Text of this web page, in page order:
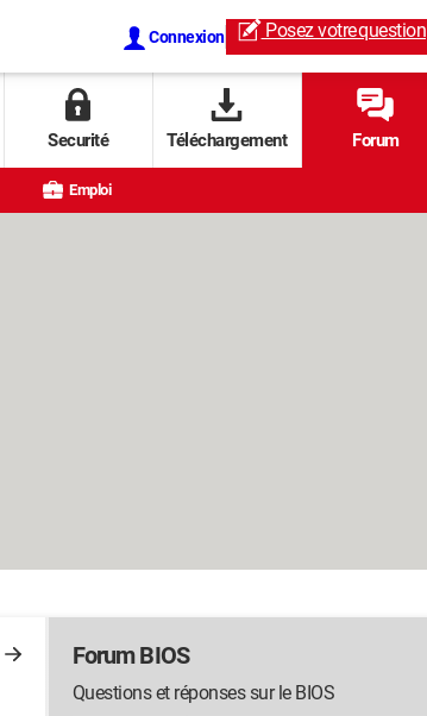
Connexion Posez votrequestion
Securité Téléchargement Forum
Emploi
Forum BIOS
Questions et réponses sur le BIOS